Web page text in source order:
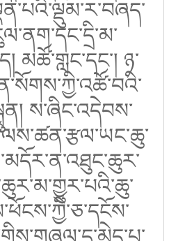
མཚོ་གླང་དང་། ཉ་
ས་ཞིང་འདེབས་